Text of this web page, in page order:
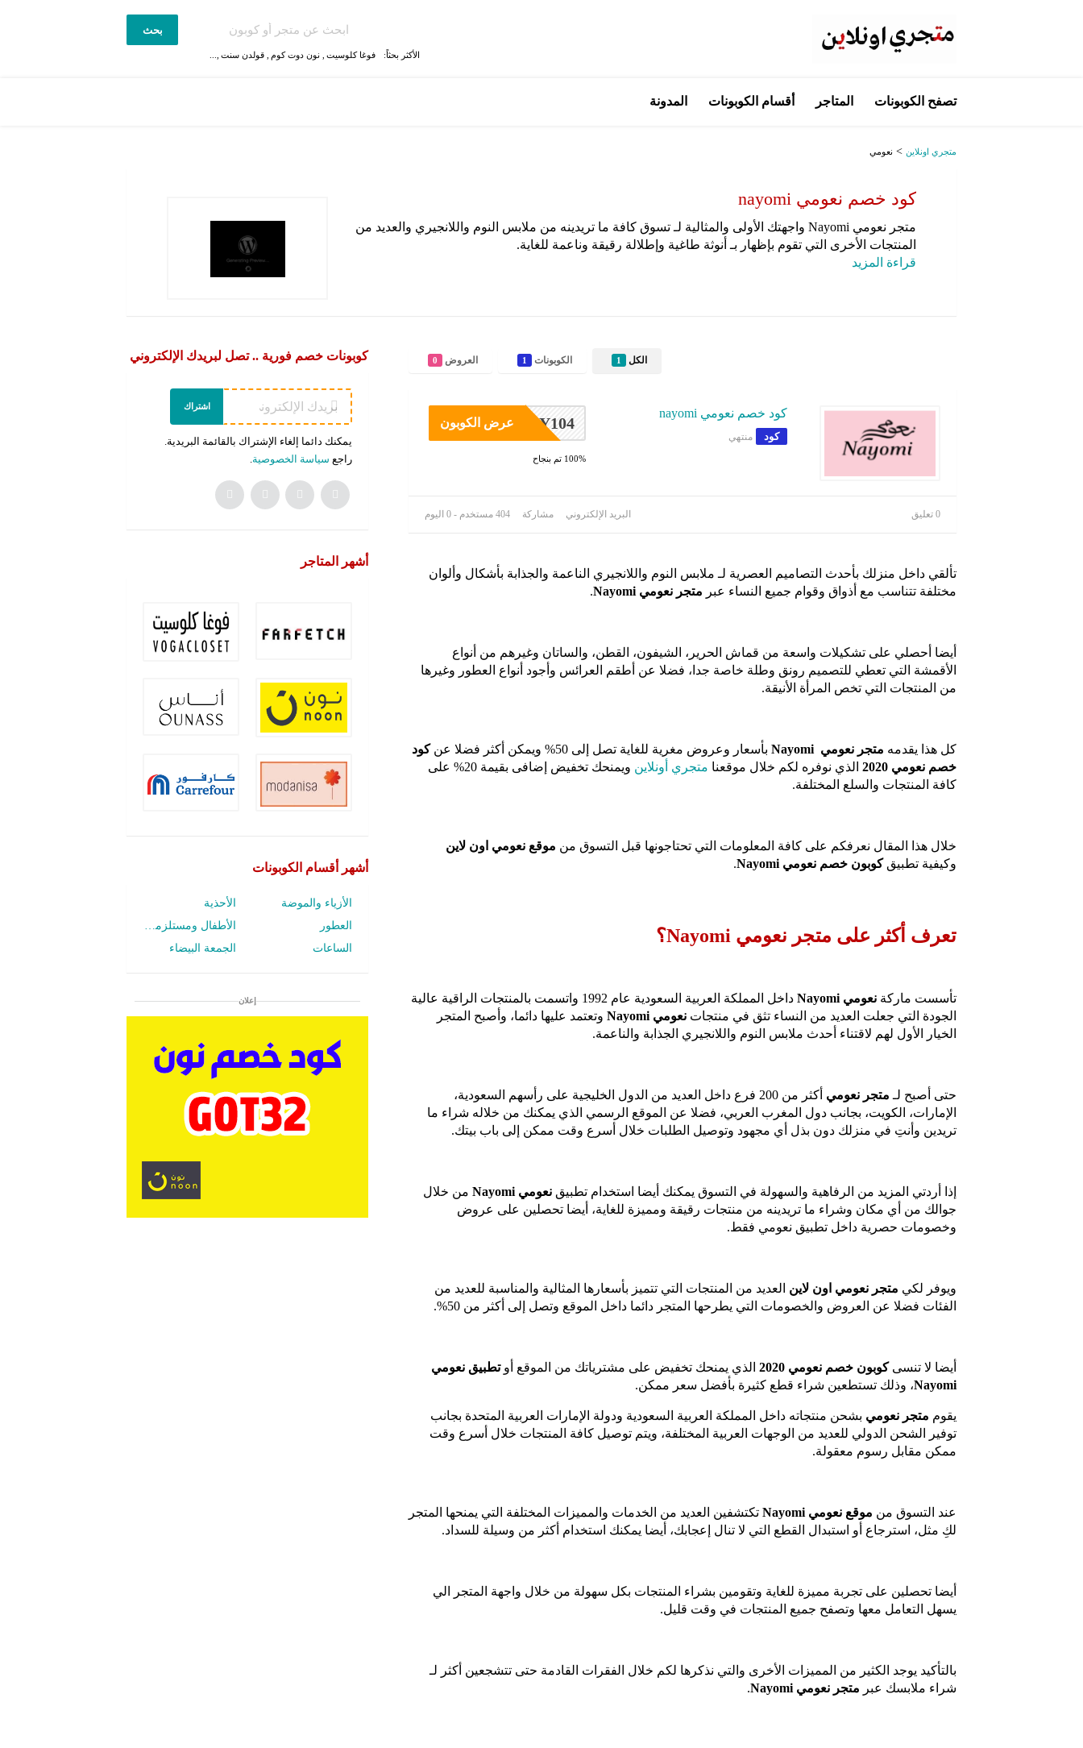
بحث
الأكثر بحثاً: فوغا كلوسيت نون دوت كوم قولدن سنت
إلى
تصفح الكوبونات المتاجر أقسام الكوبونات المدونة
متجري اونلاين > نعومي
كود خصم نعومي nayomi
متجر نعومي Nayomi
واجهتك الأولى والمثالية لـ تسوق كافة ما تريدينه من ملابس النوم واللانجيري والعديد من
المنتجات الأخرى التي تقوم بإظهار بـ أنوثة طاغية وإطلالة رقيقة وناعمة للغاية.
قراءة المزيد
الكل 1 الكوبونات 1 العروض 0
كود خصم نعومي nayomi
كود منتهي
NAY104 عرض الكوبون
100% تم بنجاح
404 مستخدم - 0 اليوم مشاركة البريد الإلكتروني 0 تعليق
تألقي داخل منزلك بأحدث التصاميم العصرية لـ ملابس النوم واللانجيري الناعمة والجذابة بأشكال وألوان
مختلفة تتناسب مع أذواق وقوام جميع النساء عبر متجر نعومي Nayomi .
أيضا أحصلي على تشكيلات واسعة من قماش الحرير، الشيفون، القطن، والساتان وغيرهم من أنواع
الأقمشة التي تعطي للتصميم رونق وطلة خاصة جدا، فضلا عن أطقم العرائس وأجود أنواع العطور وغيرها
من المنتجات التي تخص المرأة الأنيقة.
كل هذا يقدمه متجر نعومي Nayomi بأسعار وعروض مغرية للغاية تصل إلى 50% ويمكن أكثر فضلا عن
كود
خصم نعومي 2020
الذي نوفره لكم خلال موقعنا متجري أونلاين
ويمنحك تخفيض إضافى بقيمة 20% على
كافة المنتجات والسلع المختلفة.
خلال هذا المقال نعرفكم على كافة المعلومات التي تحتاجونها قبل التسوق من موقع نعومي اون لاين
وكيفية تطبيقكوبون خصم نعومي Nayomi .
تعرف أكثر على متجر نعومي Nayomi؟
تأسست ماركة نعومي Nayomi
داخل المملكة العربية السعودية عام 1992 واتسمت بالمنتجات الراقية عالية
الجودة التي جعلت العديد من النساء تثق في منتجات نعومي Nayomi
وتعتمد عليها دائما، وأصبح المتجر
الخيار الأول لهم لاقتناء أحدث ملابس النوم واللانجيري الجذابة والناعمة.
حتى أصبح لـ متجر نعومي
أكثر من 200 فرع داخل العديد من الدول الخليجية على رأسهم السعودية،
الإمارات، الكويت، بجانب دول المغرب العربي، فضلا عن الموقع الرسمي الذي يمكنك من خلاله شراء ما
تريدين وأنتِ في منزلك دون بذل أي مجهود وتوصيل الطلبات خلال أسرع وقت ممكن إلى باب بيتك.
إذا أردتي المزيد من الرفاهية والسهولة في التسوق يمكنك أيضا استخدام تطبيق نعومي Nayomi
من خلال
جوالك من أي مكان وشراء ما تريدينه من منتجات رقيقة ومميزة للغاية، أيضا تحصلين على عروض
وخصومات حصرية داخل تطبيق نعومي فقط.
ويوفر لكي متجر نعومي اون لاين العديد من المنتجات التي تتميز بأسعارها المثالية والمناسبة للعديد من
الفئات فضلا عن العروض والخصومات التي يطرحها المتجر دائما داخل الموقع وتصل إلى أكثر من 50%.
أيضا لا تنسىكوبون خصم نعومي 2020 الذي يمنحك تخفيض على مشترياتك من الموقع أوتطبيق نعومي
Nayomi، وذلك تستطعين شراء قطع كثيرة بأفضل سعر ممكن.
يقوم متجر نعومي بشحن منتجاته داخل المملكة العربية السعودية ودولة الإمارات العربية المتحدة بجانب
توفير الشحن الدولي للعديد من الوجهات العربية المختلفة، ويتم توصيل كافة المنتجات خلال أسرع وقت
ممكن مقابل رسوم معقولة.
عند التسوق من موقع نعومي Nayomi
تكتشفين العديد من الخدمات والمميزات المختلفة التي يمنحها المتجر
لكِ مثل، استرجاع أو استبدال القطع التي لا تنال إعجابك، أيضا يمكنك استخدام أكثر من وسيلة للسداد.
أيضا تحصلين على تجربة مميزة للغاية وتقومين بشراء المنتجات بكل سهولة من خلال واجهة المتجر الي
يسهل التعامل معها وتصفح جميع المنتجات في وقت قليل.
بالتأكيد يوجد الكثير من المميزات الأخرى والتي نذكرها لكم خلال الفقرات القادمة حتى تتشجعين أكثر لـ
شراء ملابسك عبر متجر نعومي Nayomi .
كوبونات خصم فورية .. تصل لبريدك الإلكتروني
اشتراك
يمكنك دائما إلغاء الإشتراك بالقائمة البريدية.
راجع سياسة الخصوصية
أشهر المتاجر
أشهر أقسام الكوبونات
الأزياء والموضة
الأحذية
العطور
الأطفال ومستلزمات الرضع
الساعات
الجمعة البيضاء
إعلان